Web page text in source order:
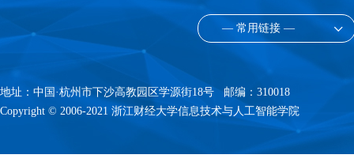
— 常用链接 —
地址：中国·杭州市下沙高教园区学源街18号 邮编：310018
Copyright © 2006-2021 浙江财经大学信息技术与人工智能学院